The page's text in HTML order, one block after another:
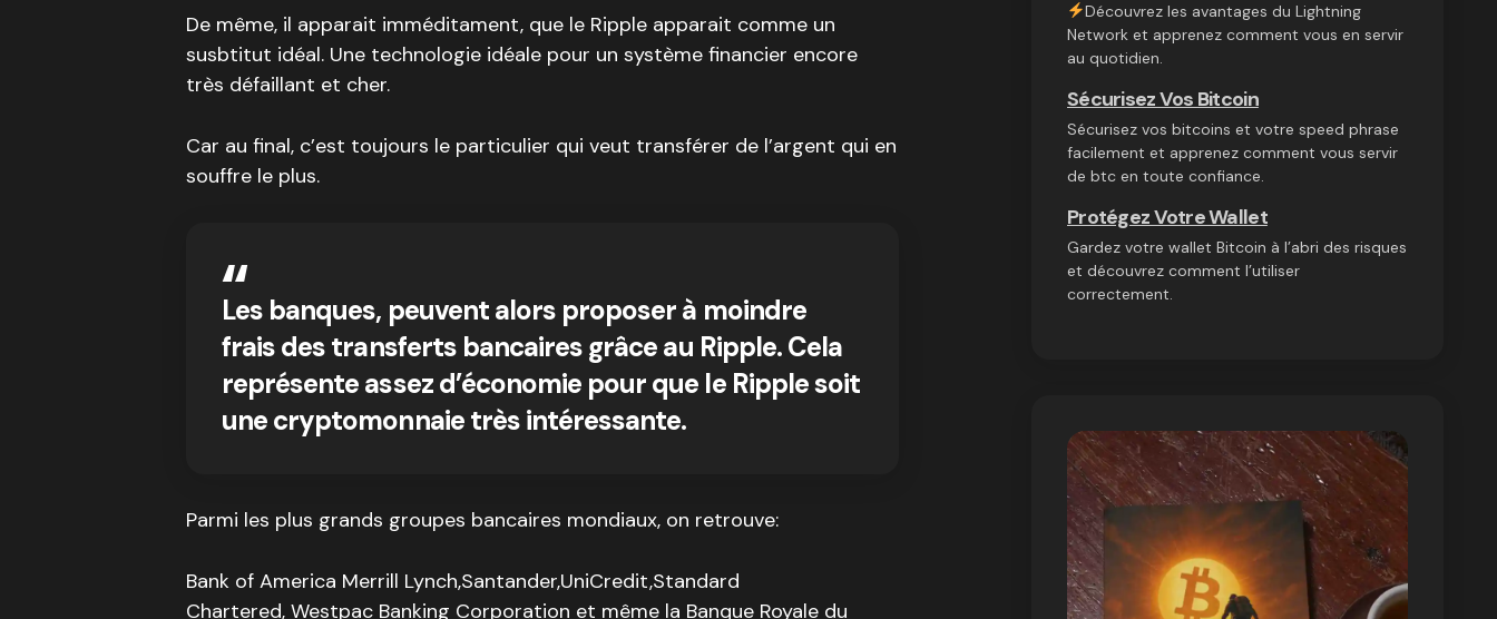
De même, il apparait imméditament, que le Ripple apparait comme un
susbtitut idéal. Une technologie idéale pour un système financier encore
très défaillant et cher.
Car au final, c’est toujours le particulier qui veut transférer de l’argent qui en
souffre le plus.
Les banques, peuvent alors proposer à moindre
frais des transferts bancaires grâce au Ripple. Cela
représente assez d’économie pour que le Ripple soit
une cryptomonnaie très intéressante.
Parmi les plus grands groupes bancaires mondiaux, on retrouve:
Bank of America Merrill Lynch,Santander,UniCredit,Standard
Chartered, Westpac Banking Corporation et même la Banque Royale du
Découvrez les avantages du Lightning
Network et apprenez comment vous en servir
au quotidien.
Sécurisez Vos Bitcoin
Sécurisez vos bitcoins et votre speed phrase
facilement et apprenez comment vous servir
de btc en toute confiance.
Protégez Votre Wallet
Gardez votre wallet Bitcoin à l’abri des risques
et découvrez comment l’utiliser
correctement.